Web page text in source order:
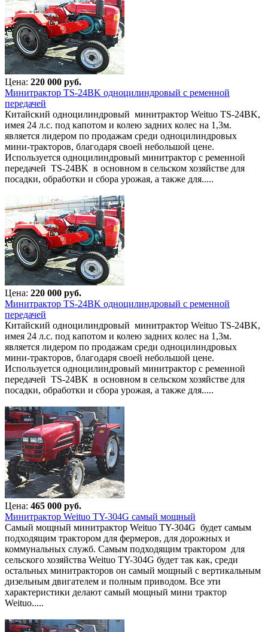
Цена: 220 000 руб.
Минитрактор TS-24BK одноцилиндровый с ременной
передачей
Китайский одноцилиндровый минитрактор Weituo TS-24BK,
имея 24 л.с. под капотом и колею задних колес на 1,3м.
является лидером по продажам среди одноцилиндровых
мини-тракторов, благодаря своей небольшой цене.
Используется одноцилиндровый минитрактор с ременной
передачей TS-24BK в основном в сельском хозяйстве для
посадки, обработки и сбора урожая, а также для.....
Цена: 220 000 руб.
Минитрактор TS-24BK одноцилиндровый с ременной
передачей
Китайский одноцилиндровый минитрактор Weituo TS-24BK,
имея 24 л.с. под капотом и колею задних колес на 1,3м.
является лидером по продажам среди одноцилиндровых
мини-тракторов, благодаря своей небольшой цене.
Используется одноцилиндровый минитрактор с ременной
передачей TS-24BK в основном в сельском хозяйстве для
посадки, обработки и сбора урожая, а также для.....
Цена: 465 000 руб.
Минитрактор Weituo TY-304G самый мощный
Самый мощный минитрактор Weituo TY-304G будет самым
подходящим трактором для фермеров, для дорожных и
коммунальных служб. Самым подходящим трактором для
сельского хозяйства Weituo TY-304G будет так как, среди
остальных минитракторов он самый мощный с вертикальным
дизельным двигателем и полным приводом. Все эти
характеристики делают самый мощный мини трактор
Weituo.....